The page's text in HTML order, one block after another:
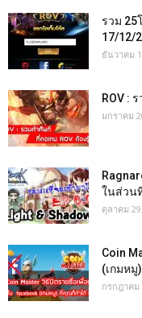
รวม 25
17/12/
ธันวาคม
ROV :
มกราคม
ในส่วน
ตุลาคม
Coin
(เกมหมู)
กรกฎาคม